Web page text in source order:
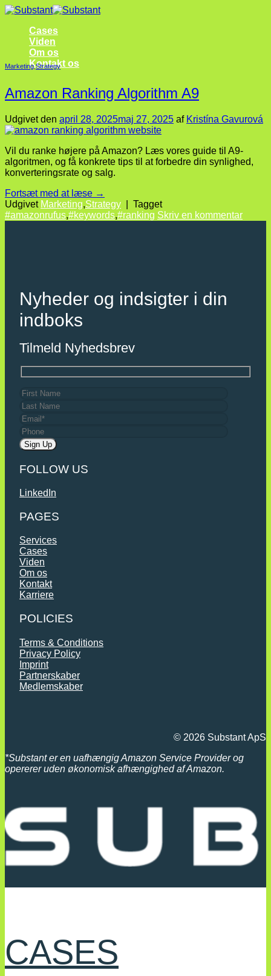
Fortsæt
indholdCases
Viden
Om os
Kontakt os
Marketing,Strategy
Amazon Ranking Algorithm A9
Udgivet den april 28, 2025maj 27, 2025 af Kristína Gavurová
Vil du ranke højere på Amazon? Læs vores guide til A9-
algoritmen, og få konkrete tips til at forbedre din synlighed,
konverteringsrate og salg.
Fortsæt med at læse →
Udgivet Marketing,Strategy
Tagget
#amazonrufus,#keywords,#ranking Skriv en kommentar
Nyheder og indsigter i din
indboks
Tilmeld Nyhedsbrev
FOLLOW US
LinkedIn
PAGES
Services
Cases
Viden
Om os
Kontakt
Karriere
POLICIES
Terms & Conditions
Privacy Policy
Imprint
Partnerskaber
Medlemskaber
© 2026 Substant ApS
*Substant er en uafhængig Amazon Service Provider og
opererer uden økonomisk afhængighed af Amazon.
CASES